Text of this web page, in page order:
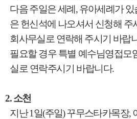
다음 주일은 세례 ,유아세례가 있
은 헌신석에 나오셔서 신청해 주
회사무실로 연락해 주시기 바랍
필요할 경우 특별 예수님영접모
실로 연락주시기 바랍니다.
2.소천
지난1일(주일)꾸무스타카목장,